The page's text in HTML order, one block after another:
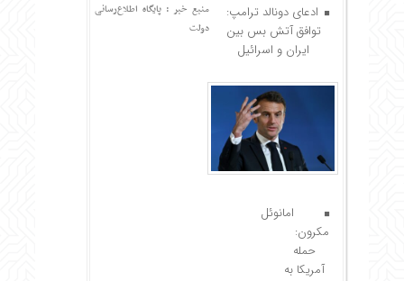
ادعای دونالد ترامپ:
توافق آتش بس بین
ایران و اسرائیل
امانوئل
مکرون:
حمله
آمریکا به
منبع خبر : پایگاه اطلاع‌رسانی
دولت